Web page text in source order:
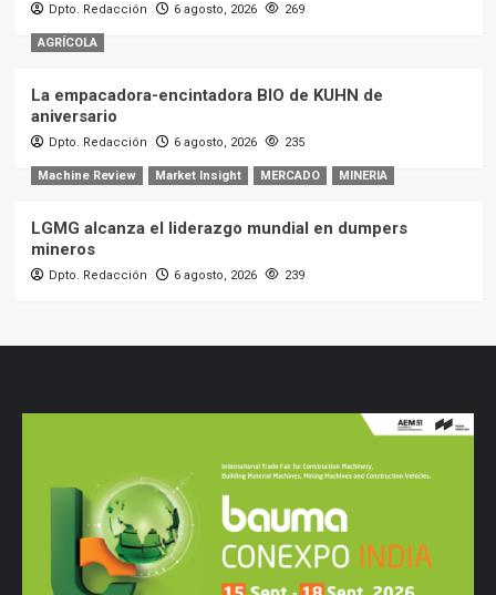
Dpto. Redacción 6 agosto, 2026 269
AGRÍCOLA
La empacadora-encintadora BIO de KUHN de
aniversario
Dpto. Redacción 6 agosto, 2026 235
Machine Review Market Insight MERCADO MINERIA
LGMG alcanza el liderazgo mundial en dumpers
mineros
Dpto. Redacción 6 agosto, 2026 239